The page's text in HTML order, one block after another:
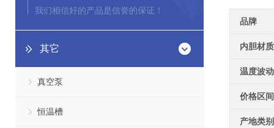
我们相信好的产品是信誉的保证！
其它
真空泵
恒温槽
品牌
内胆材质
温度波动
价格区间
产地类别